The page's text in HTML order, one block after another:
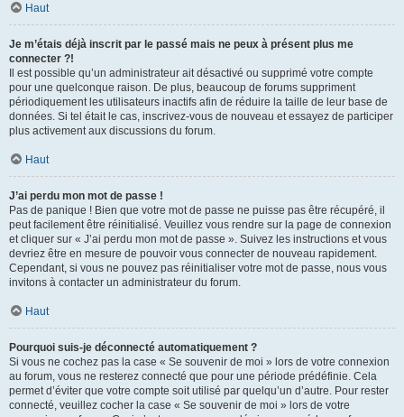
Haut
Je m’étais déjà inscrit par le passé mais ne peux à présent plus me
connecter ?!
Il est possible qu’un administrateur ait désactivé ou supprimé votre compte
pour une quelconque raison. De plus, beaucoup de forums suppriment
périodiquement les utilisateurs inactifs afin de réduire la taille de leur base de
données. Si tel était le cas, inscrivez-vous de nouveau et essayez de participer
plus activement aux discussions du forum.
Haut
J’ai perdu mon mot de passe !
Pas de panique ! Bien que votre mot de passe ne puisse pas être récupéré, il
peut facilement être réinitialisé. Veuillez vous rendre sur la page de connexion
et cliquer sur « J’ai perdu mon mot de passe ». Suivez les instructions et vous
devriez être en mesure de pouvoir vous connecter de nouveau rapidement.
Cependant, si vous ne pouvez pas réinitialiser votre mot de passe, nous vous
invitons à contacter un administrateur du forum.
Haut
Pourquoi suis-je déconnecté automatiquement ?
Si vous ne cochez pas la case « Se souvenir de moi » lors de votre connexion
au forum, vous ne resterez connecté que pour une période prédéfinie. Cela
permet d’éviter que votre compte soit utilisé par quelqu’un d’autre. Pour rester
connecté, veuillez cocher la case « Se souvenir de moi » lors de votre